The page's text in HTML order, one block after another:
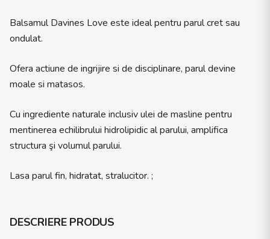
Balsamul Davines Love este ideal pentru parul cret sau
ondulat.
Ofera actiune de ingrijire si de disciplinare, parul devine
moale si matasos.
Cu ingrediente naturale inclusiv ulei de masline pentru
mentinerea echilibrului hidrolipidic al parului, amplifica
structura şi volumul parului.
Lasa parul fin, hidratat, stralucitor. ;
DESCRIERE PRODUS